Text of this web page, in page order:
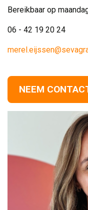
Bereikbaar op
06 - 42 19 20 24
NEEM